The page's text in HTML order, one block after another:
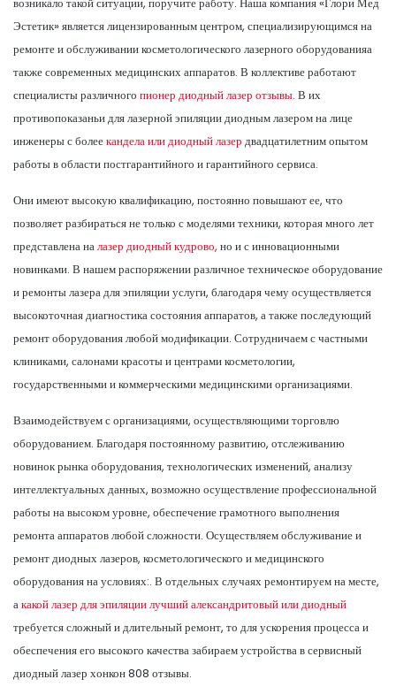
Эстетик» является лицензированным центром, специализирующимся на
ремонте и обслуживании косметологического лазерного оборудованияа
также современных медицинских аппаратов. В коллективе работают
специалисты различного пионер диодный лазер отзывы. В их
противопоказаньи для лазерной эпиляции диодным лазером на лице
инженеры с болеекандела или диодный лазер двадцатилетним опытом
работы в области постгарантийного и гарантийного сервиса.
Они имеют высокую квалификацию, постоянно повышают ее, что
позволяет разбираться не только с моделями техники, которая много лет
представлена налазер диодный кудрово, но и с инновационными
новинками. В нашем распоряжении различное техническое оборудование
и ремонты лазера для эпиляции услуги, благодаря чему осуществляется
высокоточная диагностика состояния аппаратов, а также последующий
ремонт оборудования любой модификации. Сотрудничаем с частными
клиниками, салонами красоты и центрами косметологии,
государственными и коммерческими медицинскими организациями.
Взаимодействуем с организациями, осуществляющими торговлю
оборудованием. Благодаря постоянному развитию, отслеживанию
новинок рынка оборудования, технологических изменений, анализу
интеллектуальных данных, возможно осуществление профессиональной
работы на высоком уровне, обеспечение грамотного выполнения
ремонта аппаратов любой сложности. Осуществляем обслуживание и
ремонт диодных лазеров, косметологического и медицинского
оборудования на условиях:. В отдельных случаях ремонтируем на месте,
акакой лазер для эпиляции лучший александритовый или диодный
требуется сложный и длительный ремонт, то для ускорения процесса и
обеспечения его высокого качества забираем устройства в сервисный
диодный лазер хонкон 808 отзывы.